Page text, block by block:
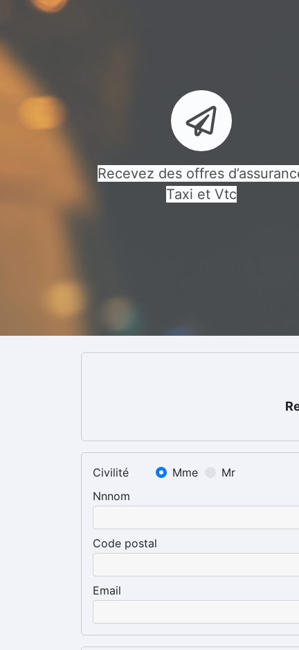
Recevez des offres
Taxi et Vtc
Civilité Mme
Mr
Nnnom
Code postal
Email